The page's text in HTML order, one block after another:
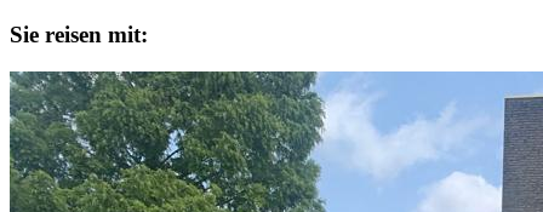
Sie reisen mit: